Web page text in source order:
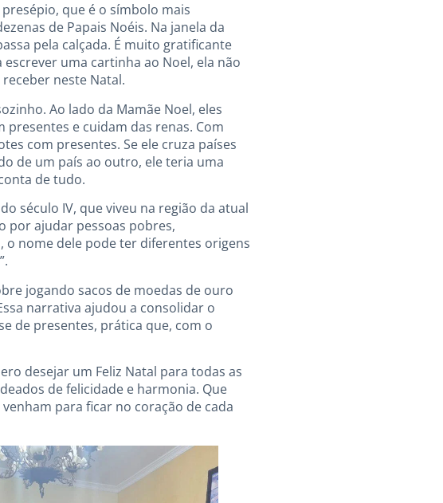
que é o símbolo mais
de Papais Noéis. Na janela da
pela calçada. É muito gratificante
uma cartinha ao Noel, ela não
neste Natal.
Ao lado da Mamãe Noel, eles
e cuidam das renas. Com
com presentes. Se ele cruza países
de um país ao outro, ele teria uma
de tudo.
século IV, que viveu na região da atual
por ajudar pessoas pobres,
o nome dele pode ter diferentes origens
jogando sacos de moedas de ouro
narrativa ajudou a consolidar o
de presentes, prática que, com o
desejar um Feliz Natal para todas as
de felicidade e harmonia. Que
para ficar no coração de cada